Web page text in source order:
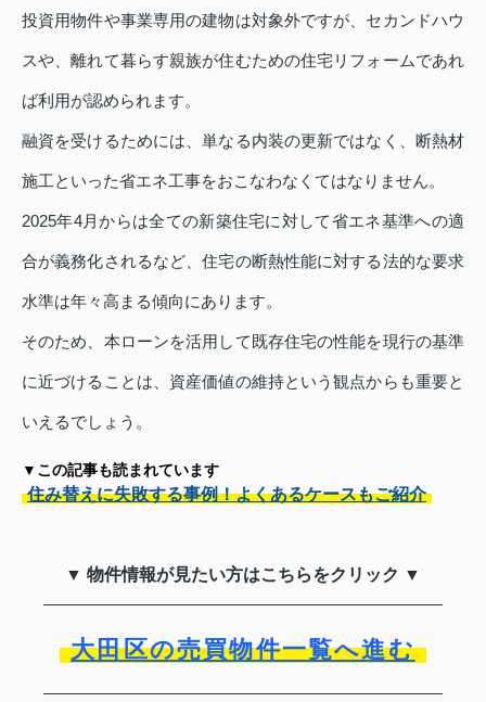
投資用物件や事業専用の建物は対象外ですが、セカンドハウ
スや、離れて暮らす親族が住むための住宅リフォームであれ
ば利用が認められます。
融資を受けるためには、単なる内装の更新ではなく、断熱材
施工といった省エネ工事をおこなわなくてはなりません。
2025年4月からは全ての新築住宅に対して省エネ基準への適
合が義務化されるなど、住宅の断熱性能に対する法的な要求
水準は年々高まる傾向にあります。
そのため、本ローンを活用して既存住宅の性能を現行の基準
に近づけることは、資産価値の維持という観点からも重要と
いえるでしょう。
▼この記事も読まれています
住み替えに失敗する事例！よくあるケースもご紹介
▼ 物件情報が見たい方はこちらをクリック ▼
大田区の売買物件一覧へ進む